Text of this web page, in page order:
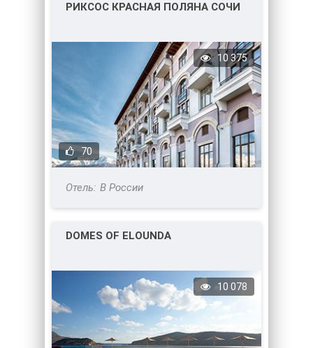
РИКСОС КРАСНАЯ ПОЛЯНА СОЧИ
70
10 375
В России
DOMES OF ELOUNDA
10 078